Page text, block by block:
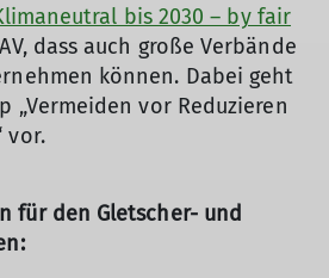
bis 2030 – by fair
dass auch große Verbände
können. Dabei geht
„Vermeiden vor Reduzieren
vor.
für den Gletscher- und